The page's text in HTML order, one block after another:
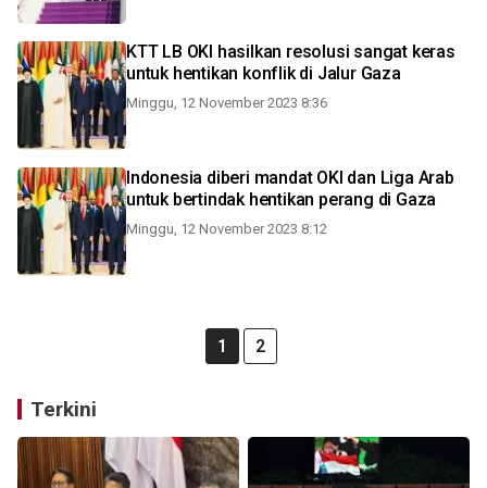
KTT LB OKI hasilkan resolusi sangat keras
untuk hentikan konflik di Jalur Gaza
Minggu, 12 November 2023 8:36
Indonesia diberi mandat OKI dan Liga Arab
untuk bertindak hentikan perang di Gaza
Minggu, 12 November 2023 8:12
1 2
Terkini